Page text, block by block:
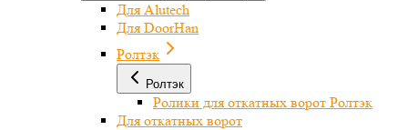
Для Alutech
Для DoorHan
Ролтэк
Ролтэк
Ролики для откатных ворот Ролтэк
Для откатных ворот